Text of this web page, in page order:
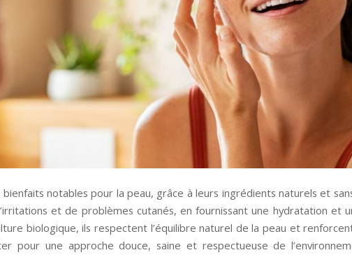
notables pour la peau, grâce à leurs ingrédients naturels et
et de problèmes cutanés, en fournissant une hydratation et
biologique, ils respectent l’équilibre naturel de la peau et
pour une approche douce, saine et respectueuse de